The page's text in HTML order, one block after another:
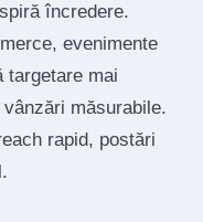
încredere.
evenimente
mai
măsurabile.
rapid, postări